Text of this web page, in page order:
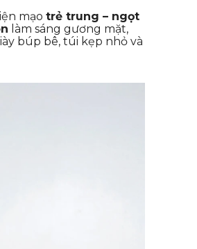
mạo trẻ trung – ngọt
làm sáng gương mặt,
búp bê, túi kẹp nhỏ và